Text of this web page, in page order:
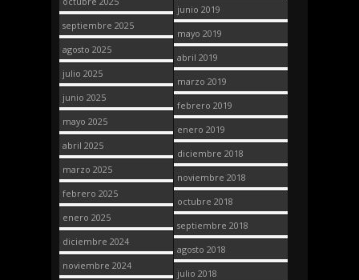
septiembre 2025
agosto 2025
julio 2025
junio 2025
mayo 2025
abril 2025
marzo 2025
febrero 2025
enero 2025
diciembre 2024
noviembre 2024
junio 2019
mayo 2019
abril 2019
marzo 2019
febrero 2019
enero 2019
diciembre 2018
noviembre 2018
octubre 2018
septiembre 2018
agosto 2018
julio 2018